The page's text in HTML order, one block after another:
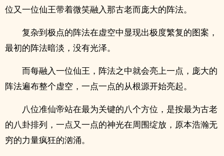
位又一位仙王带着微笑融入那古老而庞大的阵法。
复杂到极点的阵法在虚空中显现出极度繁复的图案，
最初的阵法暗淡，没有光泽。
而每融入一位仙王，阵法之中就会亮上一点，庞大的
阵法遍布整个虚空，一点一点的从根源开始亮起。
八位准仙帝站在最为关键的八个方位，是按最为古老
的八卦排列，一点又一点的神光在周围绽放，原本浩瀚无
穷的力量疯狂的汹涌。